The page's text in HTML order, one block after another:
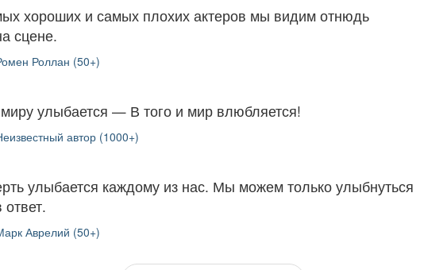
хороших и самых плохих актеров мы видим отнюдь
сцене.
Роллан (50+)
улыбается — В того и мир влюбляется!
автор (1000+)
улыбается каждому из нас. Мы можем только улыбнуться
ответ.
Аврелий (50+)